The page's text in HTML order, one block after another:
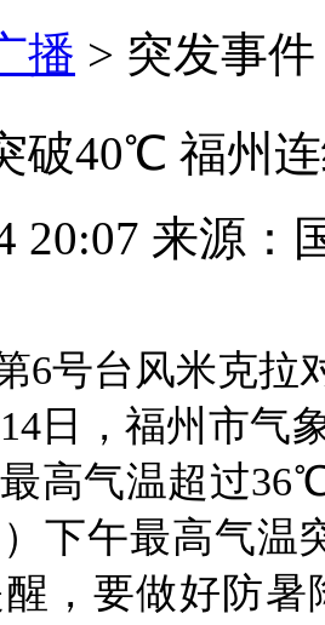
播 > 突发事件
破40℃ 福州
20:07 来源：
6号台风米克拉
日，福州市气
高气温超过
下午最高气
，要做好防